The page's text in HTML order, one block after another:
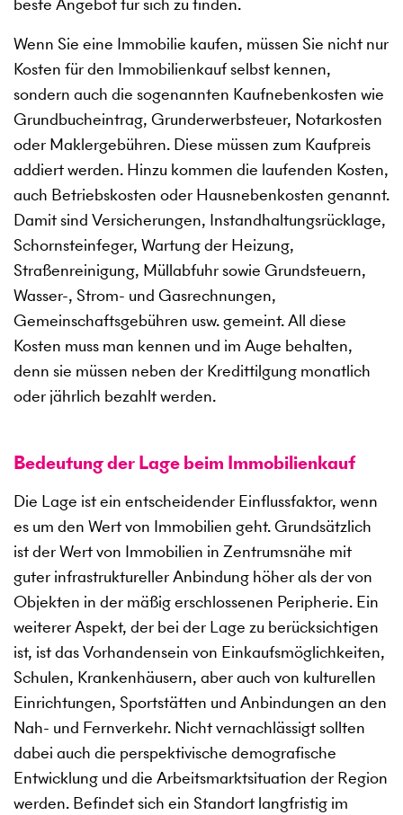
Wenn Sie eine Immobilie kaufen, müssen Sie nicht nur
Kosten für den Immobilienkauf selbst kennen,
sondern auch die sogenannten Kaufnebenkosten wie
Grundbucheintrag, Grunderwerbsteuer, Notarkosten
oder Maklergebühren. Diese müssen zum Kaufpreis
addiert werden. Hinzu kommen die laufenden Kosten,
auch Betriebskosten oder Hausnebenkosten genannt.
Damit sind Versicherungen, Instandhaltungsrücklage,
Schornsteinfeger, Wartung der Heizung,
Straßenreinigung, Müllabfuhr sowie Grundsteuern,
Wasser-, Strom- und Gasrechnungen,
Gemeinschaftsgebühren usw. gemeint. All diese
Kosten muss man kennen und im Auge behalten,
denn sie müssen neben der Kredittilgung monatlich
oder jährlich bezahlt werden.
Bedeutung der Lage beim Immobilienkauf
Die Lage ist ein entscheidender Einflussfaktor, wenn
es um den Wert von Immobilien geht. Grundsätzlich
ist der Wert von Immobilien in Zentrumsnähe mit
guter infrastruktureller Anbindung höher als der von
Objekten in der mäßig erschlossenen Peripherie. Ein
weiterer Aspekt, der bei der Lage zu berücksichtigen
ist, ist das Vorhandensein von Einkaufsmöglichkeiten,
Schulen, Krankenhäusern, aber auch von kulturellen
Einrichtungen, Sportstätten und Anbindungen an den
Nah- und Fernverkehr. Nicht vernachlässigt sollten
dabei auch die perspektivische demografische
Entwicklung und die Arbeitsmarktsituation der Region
werden. Befindet sich ein Standort langfristig im